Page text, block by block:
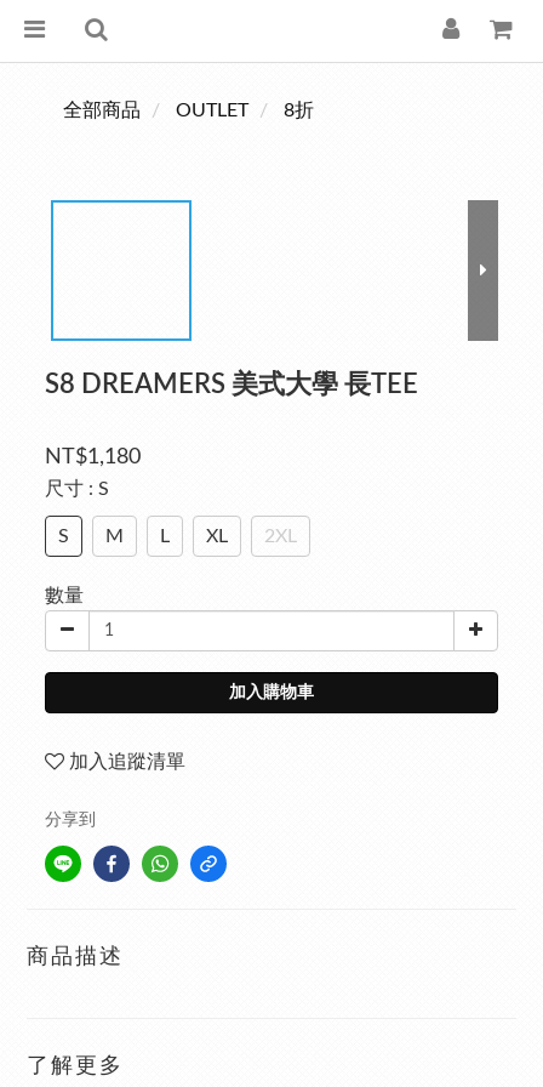
全部商品 OUTLET 8折
S8 DREAMERS 美式大學 長TEE
NT$1,180
尺寸 : S
S M L XL 2XL
數量
加入購物車
加入追蹤清單
分享到
商品描述
了解更多